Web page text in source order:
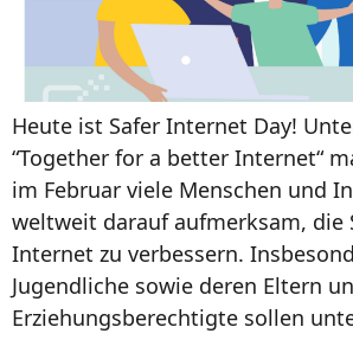
Heute ist Safer Internet Day!
“Together for a better Internet“
im Februar viele Menschen und
weltweit darauf aufmerksam, die
Internet zu verbessern.
Jugendliche sowie deren Eltern
Erziehungsberechtigte sollen